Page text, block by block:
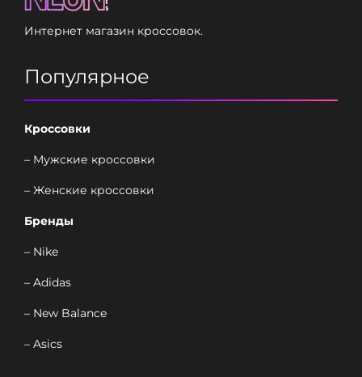
Интернет магазин кроссовок.
Популярное
Кроссовки
– Мужские кроссовки
– Женские кроссовки
Бренды
– Nike
– Adidas
– New Balance
– Asics